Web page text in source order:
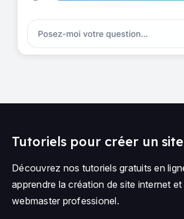
Tutoriels pour créer un
Découvrez nos tutoriels gratuits en
apprendre la création de site internet
webmaster professionel.